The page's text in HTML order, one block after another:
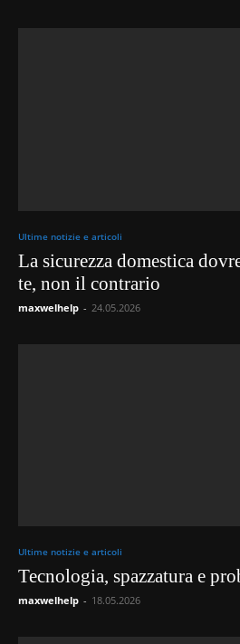
Ultime notizie e articoli
La sicurezza domestica
te, non il contrario
maxwelhelp - 24.05.2026
Ultime notizie e articoli
Tecnologia, spazzatura e
maxwelhelp - 18.05.2026